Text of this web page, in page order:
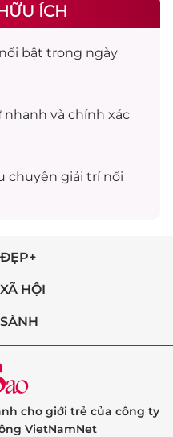
ÍCH
nổi bật trong ngày
nhanh và chính xác
chuyện giải trínổi
ĐẸP+
XÃ HỘI
SÀNH
cho giới trẻ của công ty
VietNamNet